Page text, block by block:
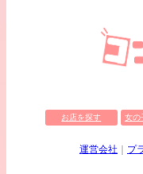
お店を探す 女の
運営会社 プ